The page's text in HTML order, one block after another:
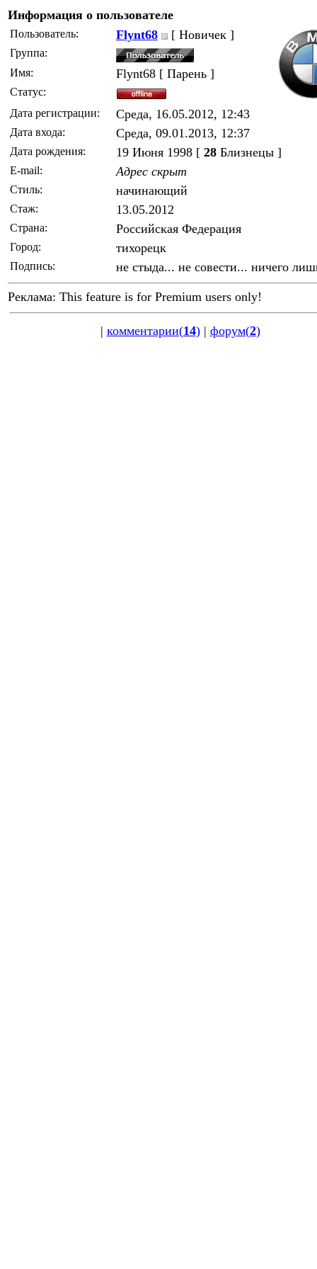
Информация о пользователе
Пользователь: Flynt68 [ Новичек ]
Группа:
Имя:
Flynt68 [ Парень ]
Статус:
Дата регистрации:
Среда, 16.05.2012, 12:43
Дата входа: Среда, 09.01.2013, 12:37
Дата рождения: 19 Июня 1998 [ 28 Близнецы ]
E-mail: Адрес скрыт
Стиль: начинающий
Стаж: 13.05.2012
Страна: Российская Федерация
Город: тихорецк
Подпись: не стыда... не совести... ничего
Реклама: This feature is for Premium users only!
| комментарии(14)| форум(2)